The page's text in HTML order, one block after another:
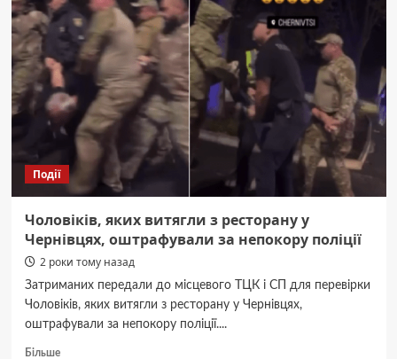
відомий
чернівецький
музикант
Пилип
Стахов
Події
Чоловіків, яких витягли з ресторану у
Чернівцях, оштрафували за непокору поліції
2 роки тому назад
Затриманих передали до місцевого ТЦК і СП для перевірки
Чоловіків, яких витягли з ресторану у Чернівцях,
оштрафували за непокору поліції....
БільшеДокладніше